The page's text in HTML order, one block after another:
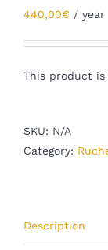
mon panier
440,00€ / year
This product
SKU: N/A
Category:
Description